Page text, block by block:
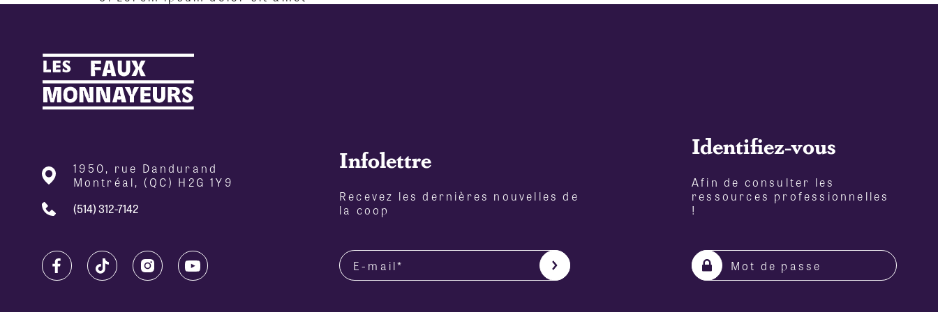
1950, rue Dandurand
Montréal, (QC) H2G 1Y9
(514) 312-7142
Infolettre
Recevez les dernières nouvelles de
la coop
Votre adresse courriel*
Identifiez-vous
Afin de consulter les
ressources professionnelles
!
Mot de passe